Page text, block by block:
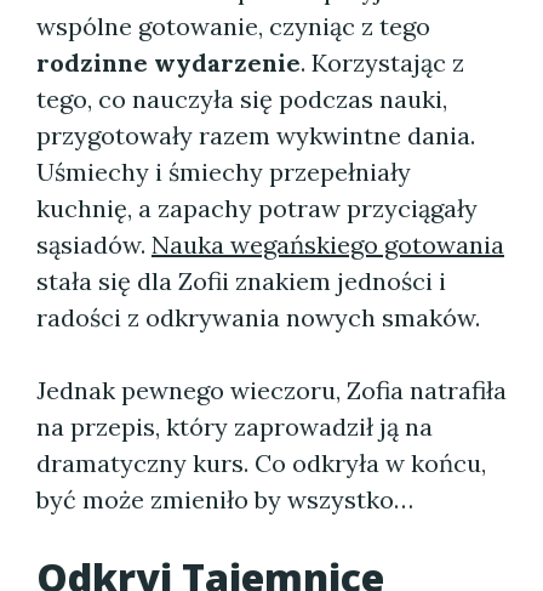
wspólne gotowanie, czyniąc z tego
rodzinne wydarzenie. Korzystając z
tego, co nauczyła się podczas nauki,
przygotowały razem wykwintne dania.
Uśmiechy i śmiechy przepełniały
kuchnię, a zapachy potraw przyciągały
sąsiadów. Nauka wegańskiego gotowania
stała się dla Zofii znakiem jedności i
radości z odkrywania nowych smaków.
Jednak pewnego wieczoru, Zofia natrafiła
na przepis, który zaprowadził ją na
dramatyczny kurs. Co odkryła w końcu,
być może zmieniło by wszystko…
Odkryj Tajemnice